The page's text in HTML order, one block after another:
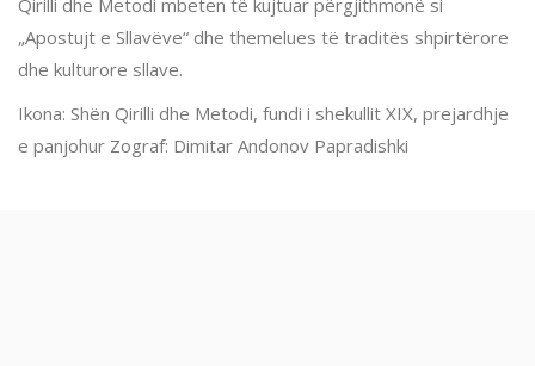
„Apostujt e Sllavëve“ dhe themelues të traditës shpirtërore
dhe kulturore sllave.
Ikona: Shën Qirilli dhe Metodi, fundi i shekullit XIX, prejardhje
e panjohur Zograf: Dimitar Andonov Papradishki